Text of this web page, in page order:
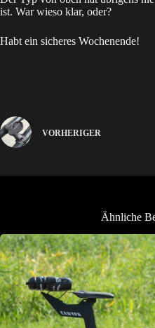
ist. War wieso klar, oder?
Habt ein sicheres Wochenende!
VORHERIGER
Ähnliche